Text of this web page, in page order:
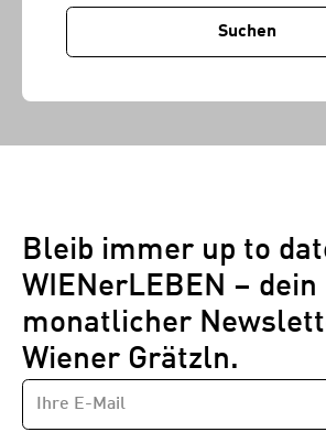
Suchen
Bleib immer up to
WIENerLEBEN – dein
monatlicher
Wiener Grätzln.
Newsletter
E-
MAIL-
ADRESSE